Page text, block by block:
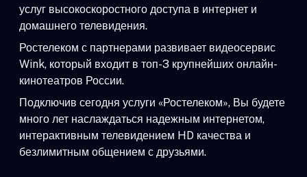
услуг высокоскоростного доступа в интернет и
домашнего телевидения.
Ростелеком с партнерами развивает видеосервис
Wink, который входит в топ-3 крупнейших онлайн-
кинотеатров России.
Подключив сегодня услуги «Ростелеком», Вы будете
много лет наслаждаться надежным интернетом,
интерактивным телевидением HD качества и
безлимитным общением с друзьями.